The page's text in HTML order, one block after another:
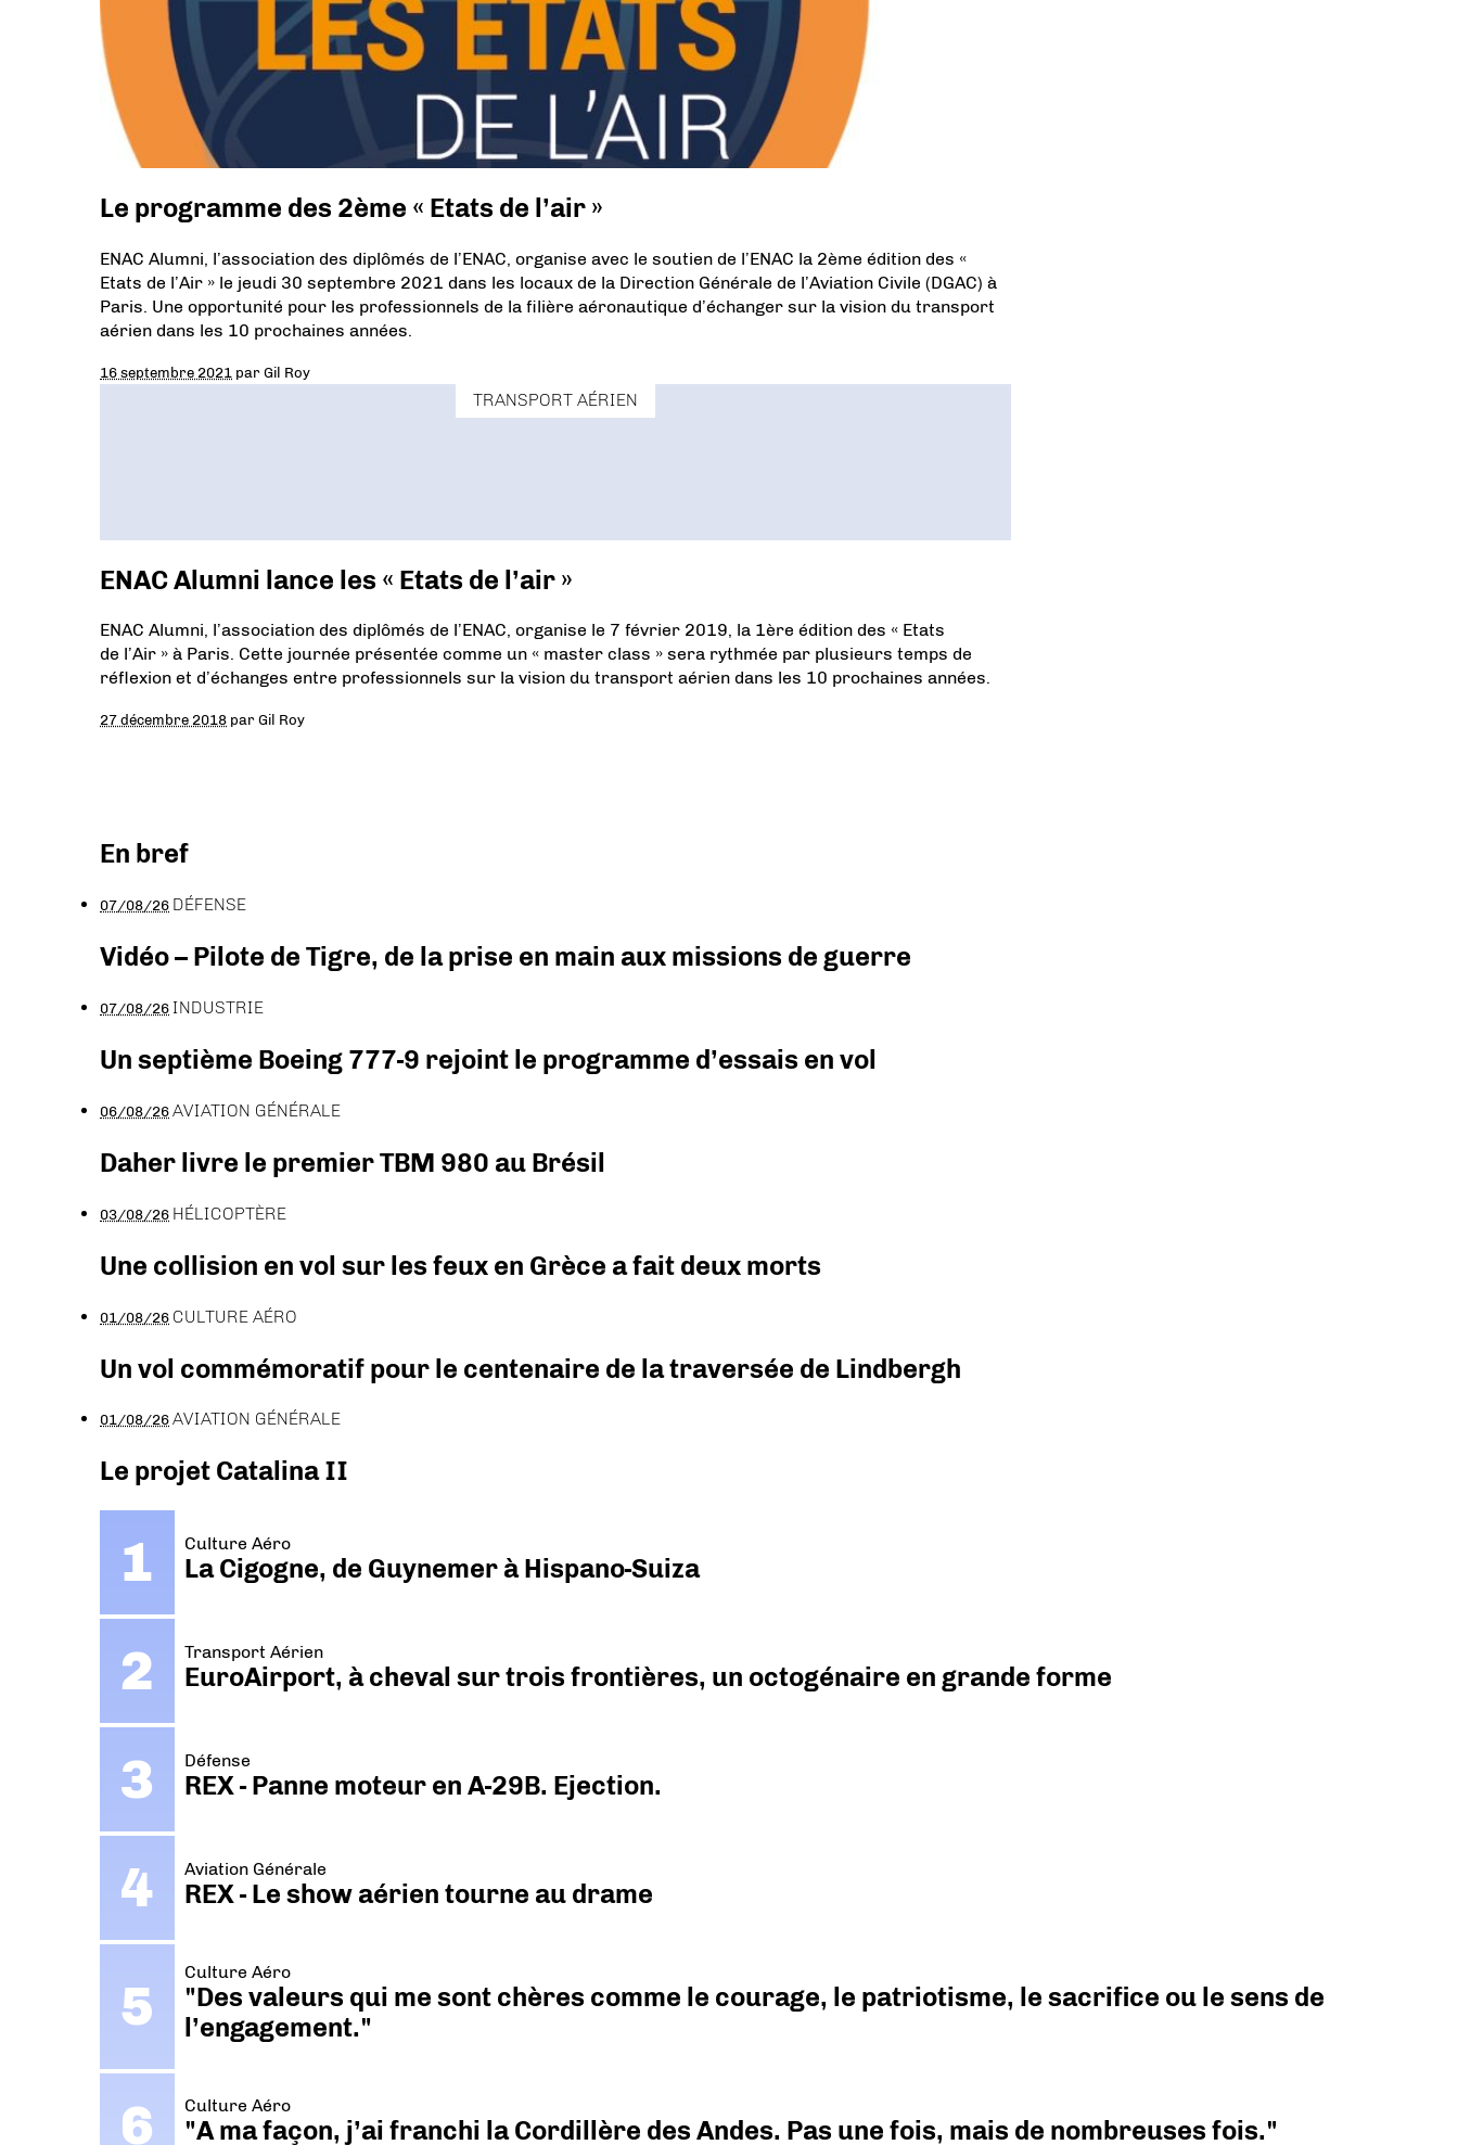
Le programme des 2ème « Etats de l’air »
ENAC Alumni, l’association des diplômés de l’ENAC, organise avec le soutien de l’ENAC la 2ème édition des «
Etats de l’Air » le jeudi 30 septembre 2021 dans les locaux de la Direction Générale de l’Aviation Civile (DGAC) à
Paris. Une opportunité pour les professionnels de la filière aéronautique d’échanger sur la vision du transport
aérien dans les 10 prochaines années.
16 septembre 2021 parGil Roy
TRANSPORT AÉRIEN
ENAC Alumni lance les « Etats de l’air »
ENAC Alumni, l’association des diplômés de l’ENAC, organise le 7 février 2019, la 1ère édition des « Etats
de l’Air » à Paris. Cette journée présentée comme un « master class » sera rythmée par plusieurs temps de
réflexion et d’échanges entre professionnels sur la vision du transport aérien dans les 10 prochaines années.
27 décembre 2018 parGil Roy
En bref
07/08/26 DÉFENSE
Vidéo – Pilote de Tigre, de la prise en main aux missions de guerre
07/08/26INDUSTRIE
Un septième Boeing 777-9 rejoint le programme d’essais en vol
06/08/26AVIATION GÉNÉRALE
Daher livre le premier TBM 980 au Brésil
03/08/26 HÉLICOPTÈRE
Une collision en vol sur les feux en Grèce a fait deux morts
01/08/26 CULTURE AÉRO
Un vol commémoratif pour le centenaire de la traversée de Lindbergh
01/08/26AVIATION GÉNÉRALE
Le projet Catalina II
Culture Aéro
La Cigogne, de Guynemer à Hispano-Suiza
Transport Aérien
EuroAirport, à cheval sur trois frontières, un octogénaire en grande forme
Défense
REX - Panne moteur en A-29B. Ejection.
Aviation Générale
REX - Le show aérien tourne au drame
Culture Aéro
"Des valeurs qui me sont chères comme le courage, le patriotisme, le sacrifice ou le sens de
l’engagement."
Culture Aéro
"A ma façon, j’ai franchi la Cordillère des Andes. Pas une fois, mais de nombreuses fois."